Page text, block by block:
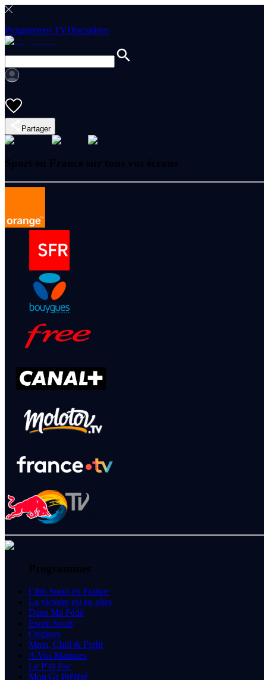
Programmes TVDisciplines
Partager
Sport en France sur tous vos écrans
Programmes
Club Sport en France
La victoire est en elles
Dans Ma Fédé
Esprit Sport
Origines
Mma, Chill & Fight
A Vos Marques
Le P'tit Pac
Mon Gr Préféré